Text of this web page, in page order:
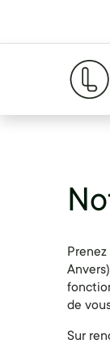
de
Sur